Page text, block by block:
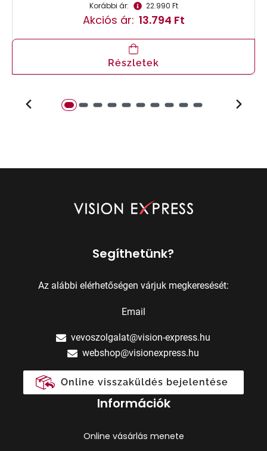
Korábbi ár: 22.990 Ft
Akciós ár: 13.794 Ft
Részletek
Segíthetünk?
Az alábbi elérhetőségen várjuk megkeresését:
Email
vevoszolgalat@vision-express.hu
webshop@visionexpress.hu
Online visszaküldés bejelentése
Információk
Online vásárlás menete